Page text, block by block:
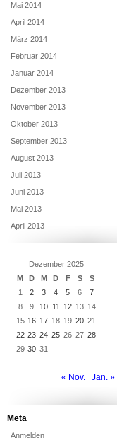
Mai 2014
April 2014
März 2014
Februar 2014
Januar 2014
Dezember 2013
November 2013
Oktober 2013
September 2013
August 2013
Juli 2013
Juni 2013
Mai 2013
April 2013
Dezember 2025
M
D M D F S
S
1
2 3 4 5 6
7
8
9 10 11 12 13 14
15 16 17 18 19 20 21
22 23 24 25 26 27 28
29 30 31
« Nov. Jan. »
Meta
Anmelden